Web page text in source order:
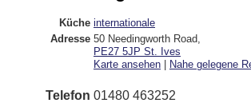
Küche internationale
Adresse 50 Needingworth Road
PE27 5JP St. Ives
Karte ansehen | Nahe gelegene
Telefon 01480 463252